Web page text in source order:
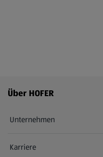
Fußzeilenmenü - weitere Links
Über HOFER
Unternehmen
Karriere
(öffnet in einem neuen Tab)